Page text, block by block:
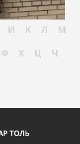
И К Л
М
Ф Х Ц
Ч